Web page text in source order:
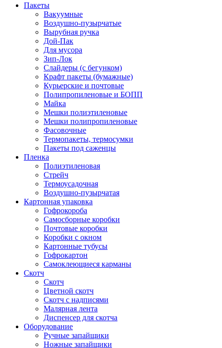
Пакеты
Вакуумные
Воздушно-пузырчатые
Вырубная ручка
Дой-Пак
Для мусора
Зип-Лок
Слайдеры (с бегунком)
Крафт пакеты (бумажные)
Курьерские и почтовые
Полипропиленовые и БОПП
Майка
Мешки полиэтиленовые
Мешки полипропиленовые
Фасовочные
Термопакеты, термосумки
Пакеты под саженцы
Пленка
Полиэтиленовая
Стрейч
Термоусадочная
Воздушно-пузырчатая
Картонная упаковка
Гофрокороба
Самосборные коробки
Почтовые коробки
Коробки с окном
Картонные тубусы
Гофрокартон
Самоклеющиеся карманы
Скотч
Скотч
Цветной скотч
Скотч с надписями
Малярная лента
Диспенсер для скотча
Оборудование
Ручные запайщики
Ножные запайщики